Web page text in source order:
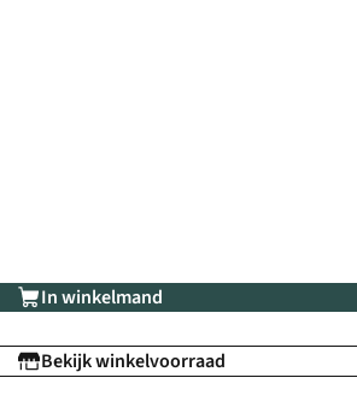
In winkelmand
Bekijk winkelvoorraad